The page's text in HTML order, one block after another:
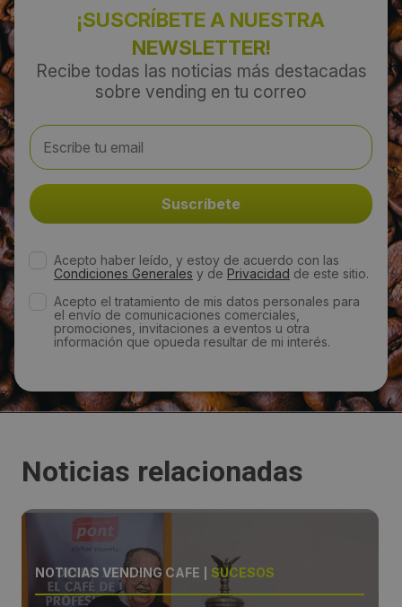
Teléfono:
937266222
Email:
rvilaplana@cafespont.com
Web:
http://cafespont.com/
Visitas a producto:
2943
Martes 07 Enero 2014
¡SUSCRÍBETE A NUESTRA
NEWSLETTER!
Recibe todas las noticias más destacadas
sobre vending en tu correo
Acepto haber leído, y estoy de acuerdo con las
Condiciones Generales y de Privacidad de este sitio.
Acepto el tratamiento de mis datos personales para
el envío de comunicaciones comerciales,
promociones, invitaciones a eventos u otra
información que opueda resultar de mi interés.
Noticias relacionadas
NOTICIAS VENDING CAFÉ SUCESOS